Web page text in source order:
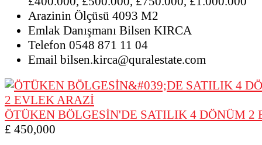
Arazinin Ölçüsü 4093 M2
Emlak Danışmanı Bilsen KIRCA
Telefon 0548 871 11 04
Email bilsen.kirca@quralestate.com
ÖTÜKEN BÖLGESİN'DE SATILIK 4 DÖNÜM 2
£ 450,000